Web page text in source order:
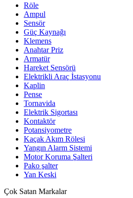
Röle
Ampul
Sensör
Güç Kaynağı
Klemens
Anahtar Priz
Armatür
Hareket Sensörü
Elektrikli Araç İstasyonu
Kaplin
Pense
Tornavida
Elektrik Sigortası
Kontaktör
Potansiyometre
Kaçak Akım Rölesi
Yangın Alarm Sistemi
Motor Koruma Şalteri
Pako şalter
Yan Keski
Çok Satan Markalar